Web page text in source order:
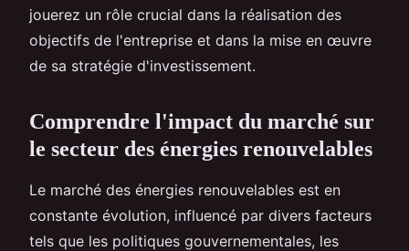
jouerez un rôle crucial dans la réalisation des
objectifs de l'entreprise et dans la mise en œuvre
de sa stratégie d'investissement.
Comprendre l'impact du marché sur
le secteur des énergies renouvelables
Le marché des énergies renouvelables est en
constante évolution, influencé par divers facteurs
tels que les politiques gouvernementales, les